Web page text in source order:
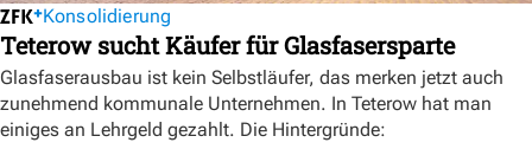
Konsolidierung
Teterow sucht Käufer für Glasfasersparte
Glasfaserausbau ist kein Selbstläufer, das merken jetzt auch
zunehmend kommunale Unternehmen. In Teterow hat man
einiges an Lehrgeld gezahlt. Die Hintergründe: